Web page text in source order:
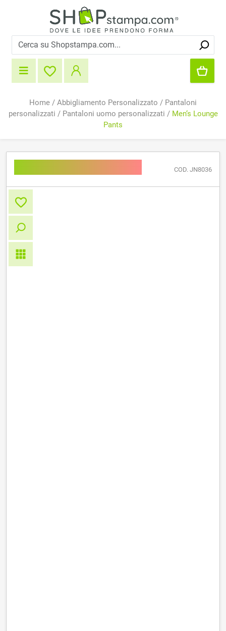
Home / Abbigliamento Personalizzato / Pantaloni
personalizzati / Pantaloni uomo personalizzati / Men‘s Lounge
Pants
COD. JN8036